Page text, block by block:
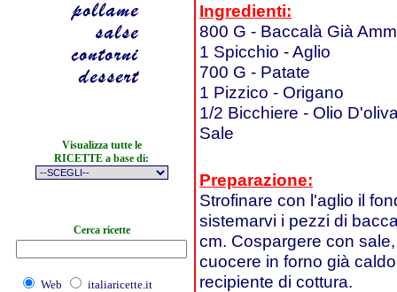
Visualizza tutte le
RICETTE a base di:
Cerca ricette
Web italiaricette.it
Ingredienti:
800 G - Baccalà Già
1 Spicchio - Aglio
700 G - Patate
1 Pizzico - Origano
1/2 Bicchiere - Olio
Sale
Preparazione:
Strofinare con l'aglio il
sistemarvi i pezzi di
cm. Cospargere con
cuocere in forno già
recipiente di cottura.